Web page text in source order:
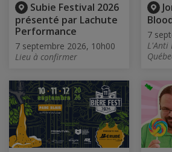
Subie Festival 2026
présenté par Lachute
Performance
7 septembre 2026, 10h00
Lieu à confirmer
7
L'Anti